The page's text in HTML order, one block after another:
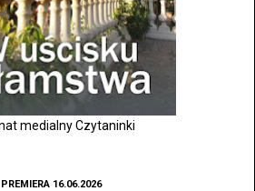
medialny Czytaninki
PREMIERA 16.06.2026